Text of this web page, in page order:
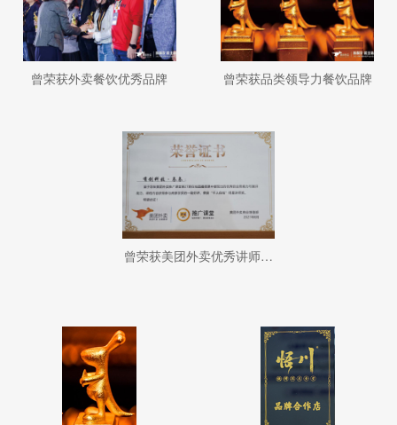
曾荣获外卖餐饮优秀品牌 曾荣获品类领导力餐饮品牌
曾荣获美团外卖优秀讲师称呼